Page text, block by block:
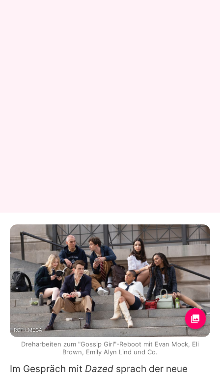
Im Gespräch mit Dazed sprach der neue
RCF / MEGA
Dreharbeiten zum "Gossip Girl"-Reboot mit Evan Mock, Eli
Brown, Emily Alyn Lind und Co.